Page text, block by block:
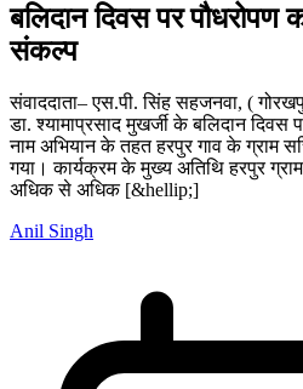
बलिदान दिवस पर
संकल्प
संवाददाता– एस.पी. सिंह सहजनवा, (
डा. श्यामाप्रसाद मुखर्जी के बलिदान
नाम अभियान के तहत हरपुर गाव के ग्राम
गया। कार्यक्रम के मुख्य अतिथि हरपुर
अधिक से अधिक [&hellip;]
Anil Singh